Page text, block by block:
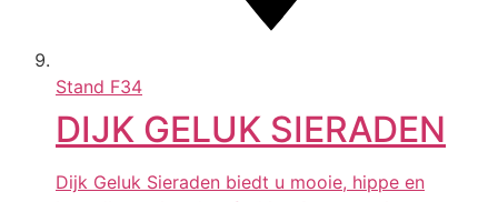
Stand F34
DIJK GELUK SIERADEN
Dijk Geluk Sieraden biedt u mooie, hippe en